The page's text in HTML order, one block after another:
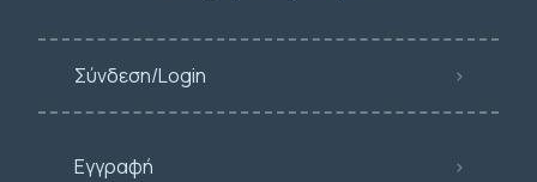
Σύνδεση/Login
Εγγραφή